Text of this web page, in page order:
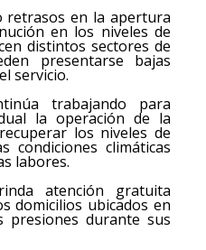
retrasos en la apertura
en los niveles de
distintos sectores de
presentarse bajas
servicio.
trabajando para
la operación de la
los niveles de
condiciones climáticas
labores.
atención gratuita
domicilios ubicados en
presiones durante sus